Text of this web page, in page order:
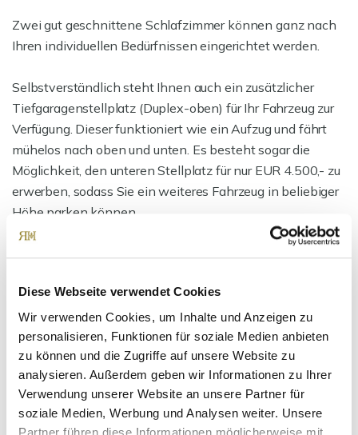
Diese Webseite verwendet Cookies
Wir verwenden Cookies, um Inhalte und Anzeigen zu
personalisieren, Funktionen für soziale Medien anbieten
zu können und die Zugriffe auf unsere Website zu
analysieren. Außerdem geben wir Informationen zu Ihrer
Verwendung unserer Website an unsere Partner für
soziale Medien, Werbung und Analysen weiter. Unsere
Partner führen diese Informationen möglicherweise mit
Zwei gut geschnittene Schlafzimmer können ganz nach
Ihren individuellen Bedürfnissen eingerichtet werden.
Selbstverständlich steht Ihnen auch ein zusätzlicher
Tiefgaragenstellplatz (Duplex-oben) für Ihr Fahrzeug zur
Verfügung. Dieser funktioniert wie ein Aufzug und fährt
mühelos nach oben und unten. Es besteht sogar die
Möglichkeit, den unteren Stellplatz für nur EUR 4.500,- zu
erwerben, sodass Sie ein weiteres Fahrzeug in beliebiger
Höhe parken können.
Besonders hervorzuheben ist das gemauerte Kellerabteil
ideal als Lagerraum, da er vollständig abgeschlossen ist
und sich wie ein vollwertiger Raum anfühlt.
Ansprechpartner